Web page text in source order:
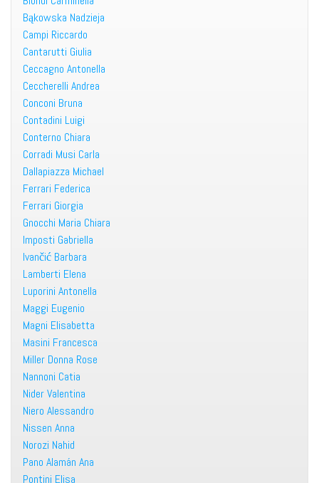
Bąkowska Nadzieja
Campi Riccardo
Cantarutti Giulia
Ceccagno Antonella
Ceccherelli Andrea
Conconi Bruna
Contadini Luigi
Conterno Chiara
Corradi Musi Carla
Dallapiazza Michael
Ferrari Federica
Ferrari Giorgia
Gnocchi Maria Chiara
Imposti Gabriella
Ivančić Barbara
Lamberti Elena
Luporini Antonella
Maggi Eugenio
Magni Elisabetta
Masini Francesca
Miller Donna Rose
Nannoni Catia
Nider Valentina
Niero Alessandro
Nissen Anna
Norozi Nahid
Pano Alamán Ana
Pontini Elisa